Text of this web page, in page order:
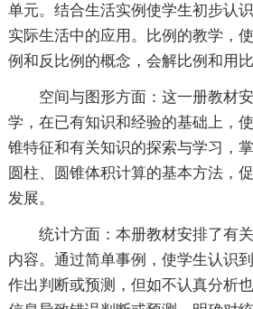
单元。结合生活实例使学生初步认
实际生活中的应用。比例的教学，
例和反比例的概念，会解比例和用
空间与图形方面：这一册教材
学，在已有知识和经验的基础上，
锥特征和有关知识的探索与学习，
圆柱、圆锥体积计算的基本方法，
发展。
统计方面：本册教材安排了有
内容。通过简单事例，使学生认识
作出判断或预测，但如不认真分析